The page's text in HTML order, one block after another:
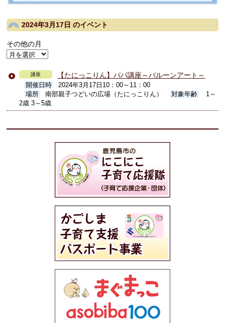
2024年3月17日のイベント
その他の月
講座 【たにっこりん】パパ講座～バルーンアート～
開催日時
2024年3月17日10：00～11：00
場所
南部親子つどいの広場（たにっこりん） 対象年齢
1～
2歳 3～5歳